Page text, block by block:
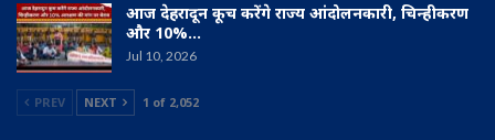
आज देहरादून कूच करेंगे राज्य आंदोलनकारी, चिन्हीकरण
और 10%…
Jul 10, 2026
PREV NEXT 1 of 2,052